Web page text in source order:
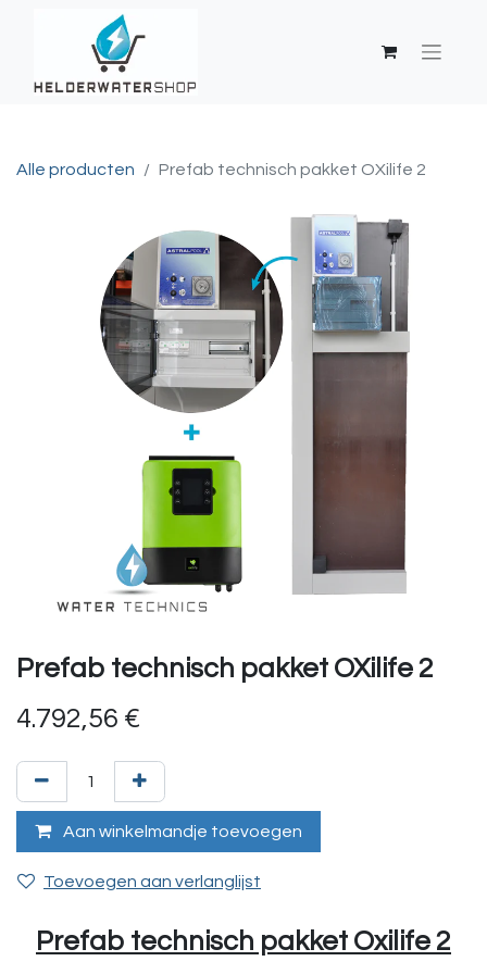
Alle producten Prefab technisch pakket OXilife 2
Prefab technisch pakket OXilife 2
4.792,56 €
Aan winkelmandje toevoegen
Toevoegen aan verlanglijst
Prefab technisch pakket Oxilife 2